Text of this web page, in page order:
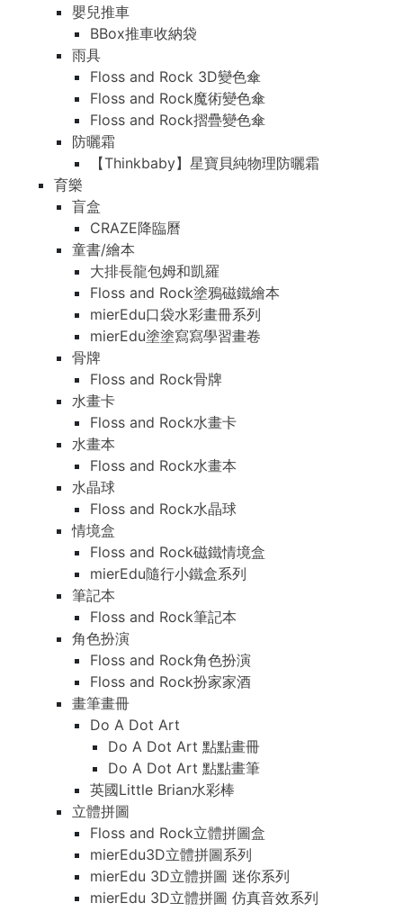
嬰兒推車
BBox推車收納袋
雨具
Floss and Rock 3D變色傘
Floss and Rock魔術變色傘
Floss and Rock摺疊變色傘
防曬霜
【Thinkbaby】星寶貝純物理防曬霜
育樂
盲盒
CRAZE降臨曆
童書/繪本
大排長龍包姆和凱羅
Floss and Rock塗鴉磁鐵繪本
mierEdu口袋水彩畫冊系列
mierEdu塗塗寫寫學習畫卷
骨牌
Floss and Rock骨牌
水畫卡
Floss and Rock水畫卡
水畫本
Floss and Rock水畫本
水晶球
Floss and Rock水晶球
情境盒
Floss and Rock磁鐵情境盒
mierEdu隨行小鐵盒系列
筆記本
Floss and Rock筆記本
角色扮演
Floss and Rock角色扮演
Floss and Rock扮家家酒
畫筆畫冊
Do A Dot Art
Do A Dot Art 點點畫冊
Do A Dot Art 點點畫筆
英國Little Brian水彩棒
立體拼圖
Floss and Rock立體拼圖盒
mierEdu3D立體拼圖系列
mierEdu 3D立體拼圖 迷你系列
mierEdu 3D立體拼圖 仿真音效系列